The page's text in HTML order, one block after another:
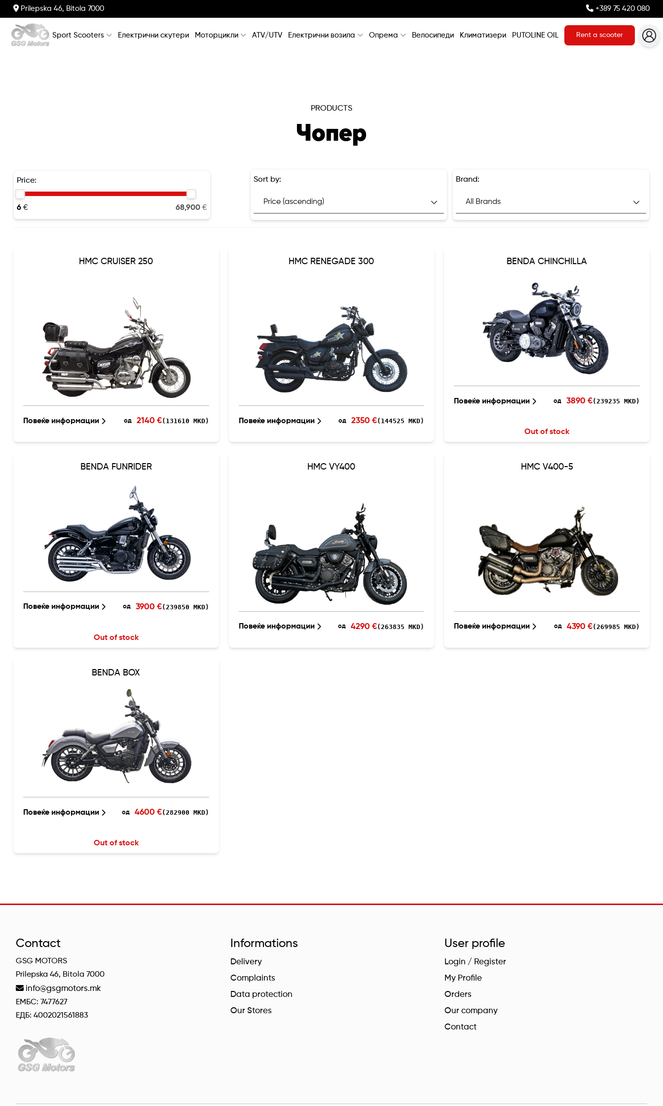
Prilepska 46, Bitola 7000 +389 75 420 080
Sport Scooters Електрични скутери Моторцикли ATV/UTV Електрични возила Опрема Велосипеди Климатизери PUTOLINE OIL Rent a scooter
PRODUCTS
Чопер
Price:
6€ 68,900€
Sort by: Brand:
HMC CRUISER 250
Повеќе информации од 2140 €(131610 MKD)
HMC RENEGADE 300
Повеќе информации од 2350 €(144525 MKD)
BENDA CHINCHILLA
Повеќе информации од 3890 €(239235 MKD)
Out of stock
BENDA FUNRIDER
Повеќе информации од 3900 €(239850 MKD)
Out of stock
HMC VY400
Повеќе информации од 4290 €(263835 MKD)
HMC V400-5
Повеќе информации од 4390 €(269985 MKD)
BENDA BOX
Повеќе информации од 4600 €(282900 MKD)
Out of stock
Contact
GSG MOTORS
Prilepska 46, Bitola 7000
info@gsgmotors.mk
ЕМБС: 7477627
ЕДБ: 4002021561883
Informations
Delivery
Complaints
Data protection
Our Stores
User profile
Login / Register
My Profile
Orders
Our company
Contact